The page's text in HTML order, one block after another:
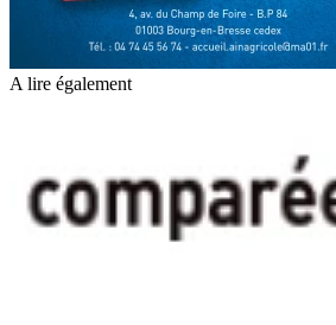
A lire également